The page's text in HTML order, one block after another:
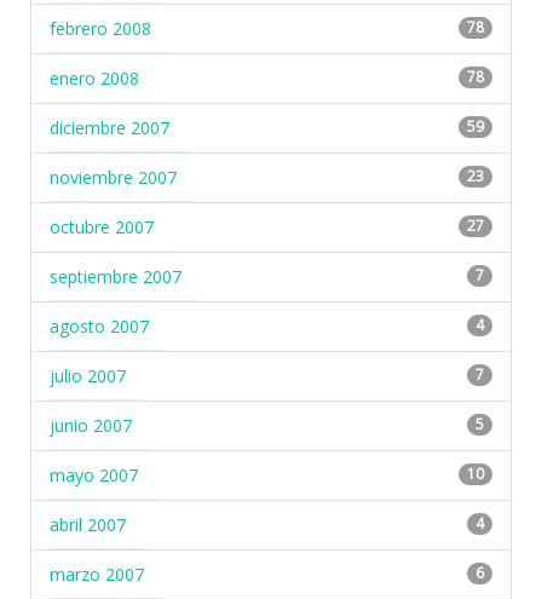
febrero 2008 78
enero 2008 78
diciembre 2007 59
noviembre 2007 23
octubre 2007 27
septiembre 2007 7
agosto 2007 4
julio 2007 7
junio 2007 5
mayo 2007 10
abril 2007 4
marzo 2007 6